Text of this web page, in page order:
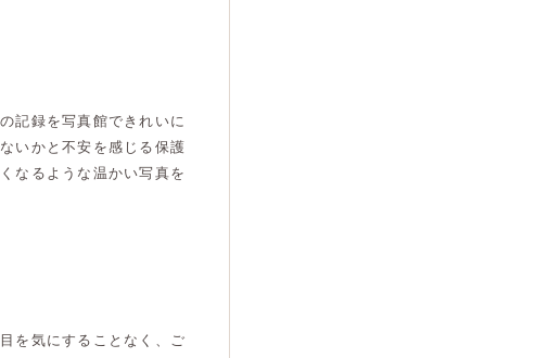
記録を写真館できれいに
いかと不安を感じる保護
なるような温かい写真を
を気にすることなく、ご